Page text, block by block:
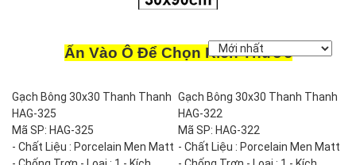
Ấn Vào Ô Để Chọn Kích Thước
Gạch Bông 30x30 Thanh Thanh
HAG-325
Mã SP: HAG-325
- Chất Liệu : Porcelain Men Matt
Gạch Bông 30x30 Thanh Thanh
HAG-322
Mã SP: HAG-322
- Chất Liệu : Porcelain Men Matt